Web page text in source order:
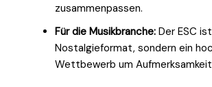
zusammenpassen.
Für die Musikbranche: Der ESC
Nostalgieformat, sondern ein
Wettbewerb um